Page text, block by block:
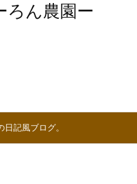
ろん農園ー
日記風ブログ。